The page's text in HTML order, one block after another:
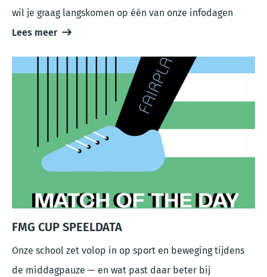
wil je graag langskomen op één van onze infodagen
Lees meer
FMG CUP SPEELDATA
Onze school zet volop in op sport en beweging tijdens
de middagpauze — en wat past daar beter bij